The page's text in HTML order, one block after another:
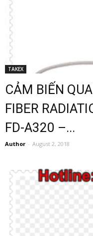
TAKEX
CẢM BIẾN
FIBER
FD-A320 –...
Author - August 2, 2018